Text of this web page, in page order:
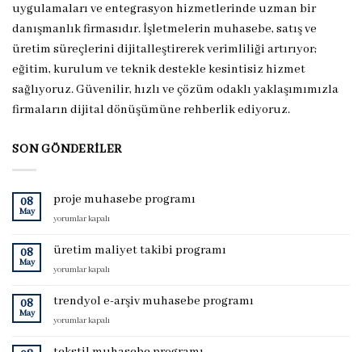
uygulamaları ve entegrasyon hizmetlerinde uzman bir
danışmanlık firmasıdır. İşletmelerin muhasebe, satış ve
üretim süreçlerini dijitalleştirerek verimliliği artırıyor;
eğitim, kurulum ve teknik destekle kesintisiz hizmet
sağlıyoruz. Güvenilir, hızlı ve çözüm odaklı yaklaşımımızla
firmaların dijital dönüşümüne rehberlik ediyoruz.
SON GÖNDERILER
08
May
proje muhasebe programı
proje
programı
yorumlar kapalı
08
May
üretim maliyet takibi programı
üretim
takibi
programı
için
yorumlar kapalı
08
May
trendyol e-arşiv muhasebe programı
trendyol
arşiv
yorumlar kapalı